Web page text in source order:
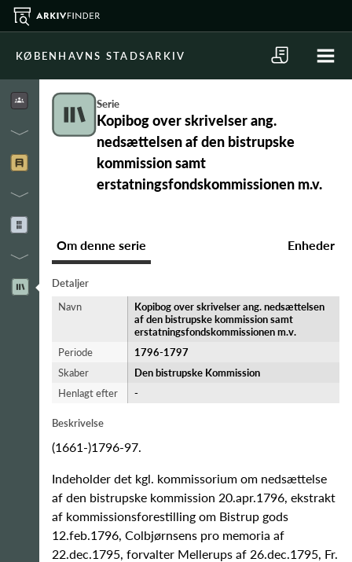
KØBENHAVNS STADSARKIV
Serie
Kopibog over skrivelser ang.
nedsættelsen af den bistrupske
kommission samt
erstatningsfondskommissionen m.v.
Om denne serie Enheder
Detaljer
Navn
Kopibog over skrivelser ang. nedsættelsen
af den bistrupske kommission samt
erstatningsfondskommissionen m.v.
Periode
1796-​1797
Skaber
Den bistrupske Kommission
Henlagt efter
-
Beskrivelse
(1661-)1796-97.
Indeholder det kgl. kommissorium om nedsættelse
af den bistrupske kommission 20.apr.1796, ekstrakt
af kommissionsforestilling om Bistrup gods
12.feb.1796, Colbjørnsens pro memoria af
22.dec.1795, forvalter Mellerups af 26.dec.1795, Fr.